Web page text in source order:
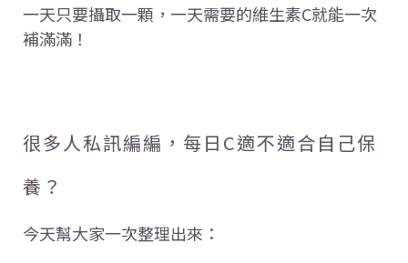
一天只要攝取一顆，一天需要的維生素C就能一次
補滿滿！
很多人私訊編編，每日C適不適合自己保
養？
今天幫大家一次整理出來：